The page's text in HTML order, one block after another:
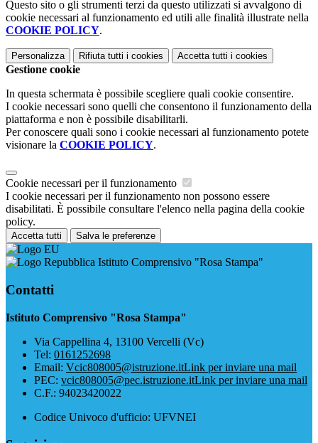
Questo sito o gli strumenti terzi da questo utilizzati si avvalgono di
cookie necessari al funzionamento ed utili alle finalità illustrate nella
COOKIE POLICY.
Personalizza Rifiuta tutti i cookies Accetta tutti i cookies
Gestione cookie
In questa schermata è possibile scegliere quali cookie consentire.
I cookie necessari sono quelli che consentono il funzionamento della
piattaforma e non è possibile disabilitarli.
Per conoscere quali sono i cookie necessari al funzionamento potete
visionare la COOKIE POLICY.
Cookie necessari per il funzionamento
I cookie necessari per il funzionamento non possono essere
disabilitati. È possibile consultare l'elenco nella pagina della cookie
policy.
Accetta tutti Salva le preferenze
Istituto Comprensivo "Rosa Stampa"
Contatti
Istituto Comprensivo "Rosa Stampa"
Via Cappellina 4, 13100 Vercelli (Vc)
Tel: 0161252698
Email: Vcic808005@istruzione.itLink per inviare una mail
PEC: vcic808005@pec.istruzione.itLink per inviare una mail
C.F.: 94023420022
Codice Univoco d'ufficio: UFVNEI